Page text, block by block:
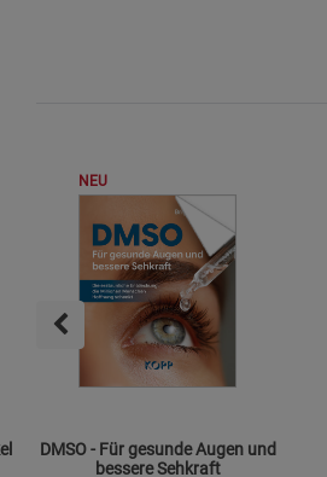
NEU
DMSO - Für gesunde Augen und
bessere Sehkraft